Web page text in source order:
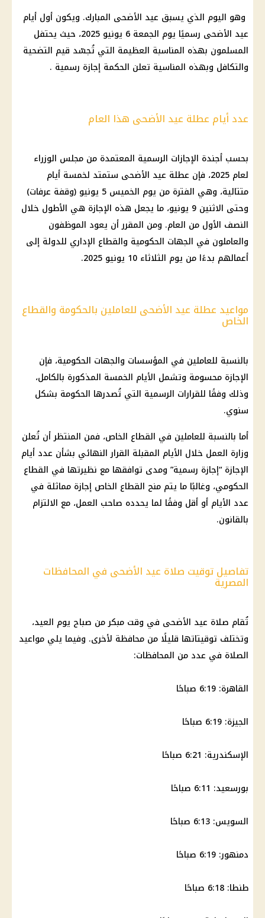
وهو اليوم الذي يسبق عيد الأضحى المبارك. ويكون أول أيام
عيد الأضحى رسميًا يوم الجمعة 6 يونيو 2025، حيث يحتفل
المسلمون بهذه المناسبة العظيمة التي تُجسّد قيم التضحية
والتكافل وبهذه المناسية تعلن الحكمة إجازة رسمية .
عدد أيام عطلة عيد الأضحى هذا العام
بحسب أجندة الإجازات الرسمية المعتمدة من مجلس الوزراء
لعام 2025، فإن عطلة عيد الأضحى ستمتد لخمسة أيام
متتالية، وهي الفترة من يوم الخميس 5 يونيو (وقفة عرفات)
وحتى الاثنين 9 يونيو، ما يجعل هذه الإجازة هي الأطول خلال
النصف الأول من العام. ومن المقرر أن يعود الموظفون
والعاملون في الجهات الحكومية والقطاع الإداري للدولة إلى
أعمالهم بدءًا من يوم الثلاثاء 10 يونيو 2025.
مواعيد عطلة عيد الأضحى للعاملين بالحكومة والقطاع
الخاص
بالنسبة للعاملين في المؤسسات والجهات الحكومية، فإن
الإجازة محسومة وتشمل الأيام الخمسة المذكورة بالكامل،
وذلك وفقًا للقرارات الرسمية التي تُصدرها الحكومة بشكل
سنوي.
أما بالنسبة للعاملين في القطاع الخاص، فمن المنتظر أن تُعلن
وزارة العمل خلال الأيام المقبلة القرار النهائي بشأن عدد أيام
الإجازة “إجازة رسمية” ومدى توافقها مع نظيرتها في القطاع
الحكومي، وغالبًا ما يتم منح القطاع الخاص إجازة مماثلة في
عدد الأيام أو أقل وفقًا لما يحدده صاحب العمل، مع الالتزام
بالقانون.
تفاصيل توقيت صلاة عيد الأضحى في المحافظات
المصرية
تُقام صلاة عيد الأضحى في وقت مبكر من صباح يوم العيد،
وتختلف توقيتاتها قليلًا من محافظة لأخرى. وفيما يلي مواعيد
الصلاة في عدد من المحافظات:
القاهرة: 6:19 صباحًا
الجيزة: 6:19 صباحًا
الإسكندرية: 6:21 صباحًا
بورسعيد: 6:11 صباحًا
السويس: 6:13 صباحًا
دمنهور: 6:19 صباحًا
طنطا: 6:18 صباحًا